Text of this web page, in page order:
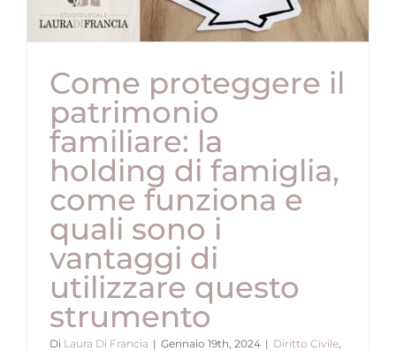
Come proteggere il
patrimonio
familiare: la
holding di famiglia,
come funziona e
quali sono i
vantaggi di
utilizzare questo
strumento
Di Laura Di Francia | Gennaio 19th, 2024 | Diritto Civile